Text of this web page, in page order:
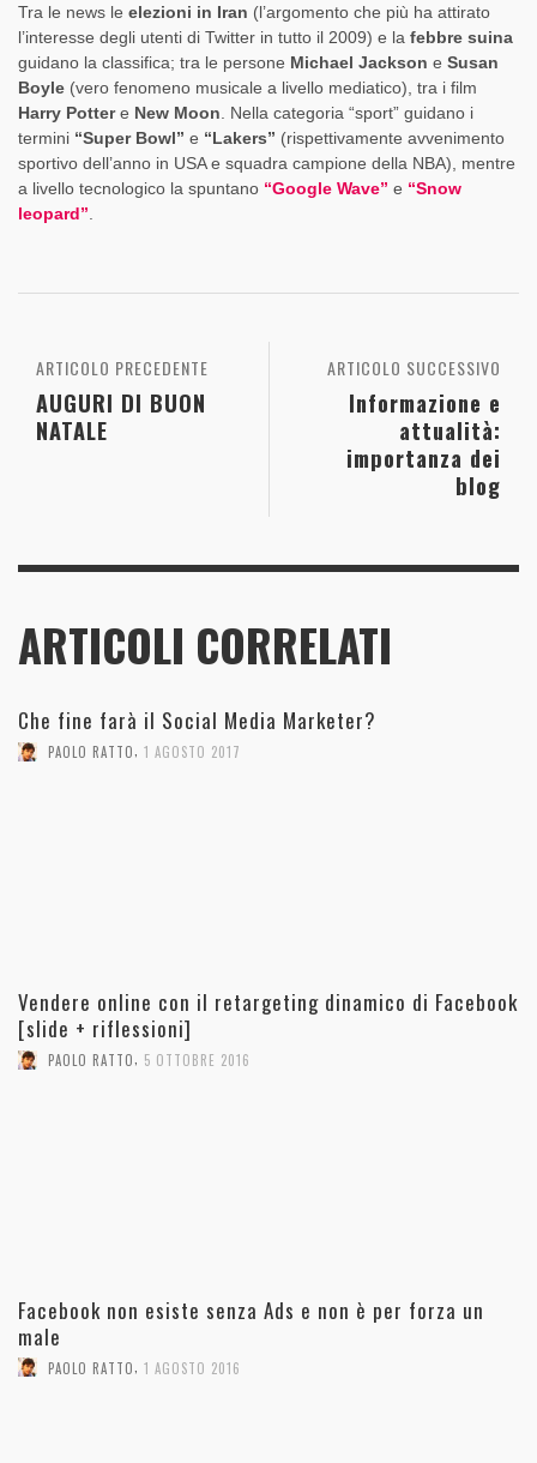
Tra le news le elezioni in Iran (l’argomento che più ha attirato
l’interesse degli utenti di Twitter in tutto il 2009) e la febbre suina
guidano la classifica; tra le persone Michael Jackson e Susan
Boyle (vero fenomeno musicale a livello mediatico), tra i film
Harry Pottere New Moon . Nella categoria “sport” guidano i
termini “Super Bowl” e “Lakers” (rispettivamente avvenimento
sportivo dell’anno in USA e squadra campione della NBA), mentre
a livello tecnologico la spuntano “Google Wave” e “Snow
leopard”
ARTICOLO SUCCESSIVO
Informazione e
attualità:
importanza dei
blog
ARTICOLO PRECEDENTE
AUGURI DI BUON
NATALE
ARTICOLI CORRELATI
Che fine farà il Social Media Marketer?
PAOLO RATTO 1 AGOSTO 2017
Vendere online con il retargeting dinamico di Facebook
[slide + riflessioni]
PAOLO RATTO 5 OTTOBRE 2016
Facebook non esiste senza Ads e non è per forza un
male
PAOLO RATTO 1 AGOSTO 2016